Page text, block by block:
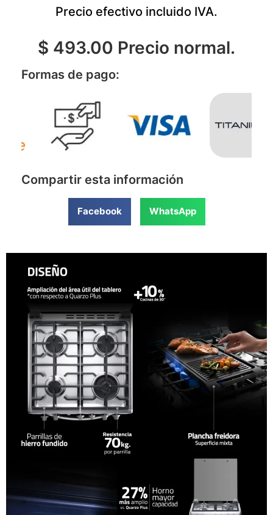
Precio efectivo incluido IVA.
$ 493.00 Precio normal.
Formas de pago:
Compartir esta información
Facebook WhatsApp